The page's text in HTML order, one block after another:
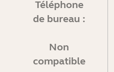
Téléphone
de bureau :
Non
compatible